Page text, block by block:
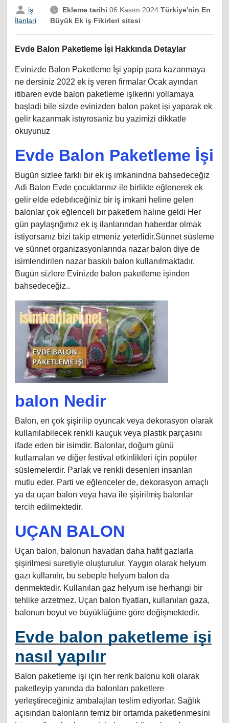
iş
İlanlari
Ekleme tarihi 06 Kasım 2024 Türkiye'nin En
Büyük Ek iş Fikirleri sitesi
Evde Balon Paketleme İşi Hakkında Detaylar
Evinizde Balon Paketleme İşi yapip para kazanmaya
ne dersiniz 2022 ek iş veren firmalar Ocak ayından
itibaren evde balon paketleme işlkerini yollamaya
başladi bile sizde evinizden balon paket işi yaparak ek
gelir kazanmak istıyrosaniz bu yazimizi dikkatle
okuyunuz
Evde Balon Paketleme İşi
Bugün sizlee farklı bir ek iş imkanindna bahsedeceğiz
Adi Balon Evde çocuklarınız ile birlikte eğlenerek ek
gelir elde edebılıceğiniz bir iş imkani heline gelen
balonlar çok eğlenceli bır paketlem halıne geldi Her
gün paylaşrığımız ek iş ilanlarından haberdar olmak
istiyorsanız bizi takip etmeniz yeterlidir.Sünnet süsleme
ve sünnet organizasyonlarında nazar balon diye de
isimlendirilen nazar baskılı balon kullanılmaktadır.
Bugün sizlere Evinizde balon paketleme işinden
bahsedeceğiz..
balon Nedir
Balon, en çok şişirilip oyuncak veya dekorasyon olarak
kullanılabilecek renkli kauçuk veya plastik parçasını
ifade eden bir isimdir. Balonlar, doğum günü
kutlamaları ve diğer festival etkinlikleri için popüler
süslemelerdir. Parlak ve renkli desenleri insanları
mutlu eder. Parti ve eğlenceler de, dekorasyon amaçlı
ya da uçan balon veya hava ile şişirilmiş balonlar
tercih edilmektedir.
UÇAN BALON
Uçan balon, balonun havadan daha hafif gazlarla
şişirilmesi suretiyle oluşturulur. Yaygın olarak helyum
gazı kullanılır, bu sebeple helyum balon da
denmektedir. Kullanılan gaz helyum ise herhangi bir
tehlike arzetmez. Uçan balon fiyatları, kullanılan gaza,
balonun boyut ve büyüklüğüne göre değişmektedir.
Evde balon paketleme işi
nasıl yapılır
Balon paketleme işi için her renk balonu koli olarak
paketleyip yanında da balonları paketlere
yerleştireceğiniz ambalajları teslim ediyorlar. Sağlık
açısından balonların temiz bir ortamda paketlenmesini